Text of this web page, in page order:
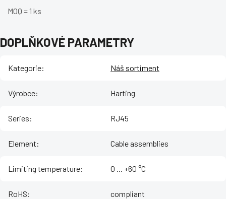
MOQ = 1 ks
DOPLŇKOVÉ PARAMETRY
Kategorie: Náš sortiment
Výrobce: Harting
Series: RJ45
Element: Cable assemblies
Limiting temperature: ‌0 ... +60 °C
RoHS: compliant